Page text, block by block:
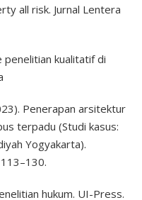
all risk. Jurnal Lentera
penelitian kualitatif di
Penerapan arsitektur
terpadu (Studi kasus:
Yogyakarta).
hukum. UI-Press.